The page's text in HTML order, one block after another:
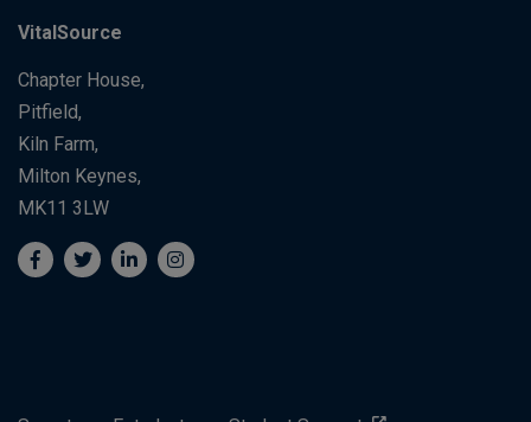
VitalSource
Chapter House,
Pitfield,
Kiln Farm,
Milton Keynes,
MK11 3LW